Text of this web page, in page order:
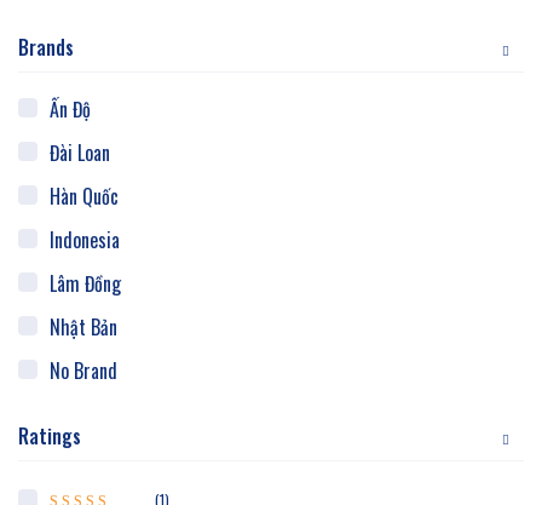
Brands
Ấn Độ
Đài Loan
Hàn Quốc
Indonesia
Lâm Đồng
Nhật Bản
No Brand
Trung Hoa
Ratings
(1)